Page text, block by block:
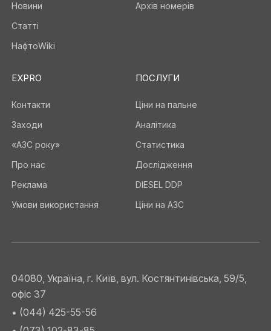
Новини
Статті
НафтоWiki
Архів номерів
EXPRO
Контакти
Заходи
«АЗС року»
Про нас
Реклама
Умови використання
ПОСЛУГИ
Ціни на пальне
Аналітика
Статистика
Дослідження
DIESEL DDP
Ціни на АЗС
04080, Україна, г. Київ, вул. Костянтинівська, 59/5,
офіс 37
• (044) 425-55-56